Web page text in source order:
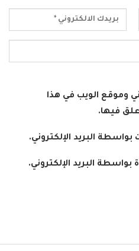
وموقع الويب في هذا
فيها.
البريد الإلكتروني.
البريد الإلكتروني.